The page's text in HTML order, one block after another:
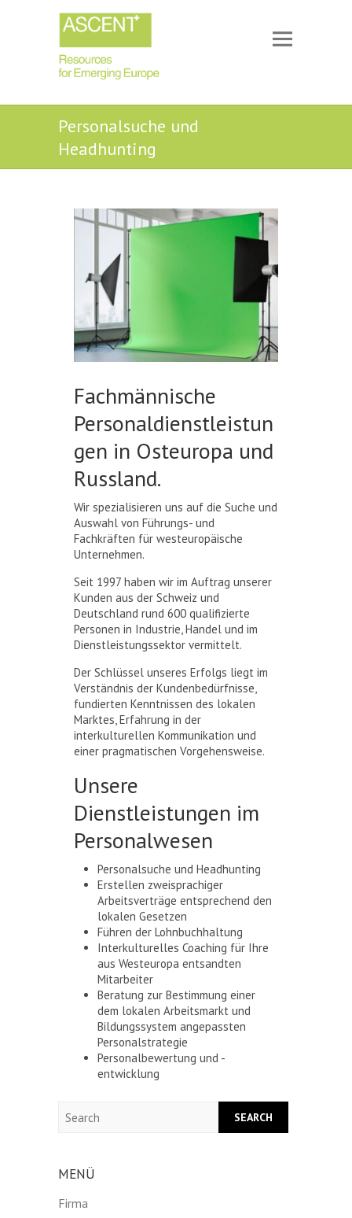
Personalsuche und
Headhunting
Fachmännische
Personaldienstleistun
gen in Osteuropa und
Russland.
Wir spezialisieren uns auf die Suche und
Auswahl von Führungs- und
Fachkräften für westeuropäische
Unternehmen.
Seit 1997 haben wir im Auftrag unserer
Kunden aus der Schweiz und
Deutschland rund 600 qualifizierte
Personen in Industrie, Handel und im
Dienstleistungssektor vermittelt.
Der Schlüssel unseres Erfolgs liegt im
Verständnis der Kundenbedürfnisse,
fundierten Kenntnissen des lokalen
Marktes, Erfahrung in der
interkulturellen Kommunikation und
einer pragmatischen Vorgehensweise.
Unsere
Dienstleistungen im
Personalwesen
Personalsuche und Headhunting
Erstellen zweisprachiger
Arbeitsverträge entsprechend den
lokalen Gesetzen
Führen der Lohnbuchhaltung
Interkulturelles Coaching für Ihre
aus Westeuropa entsandten
Mitarbeiter
Beratung zur Bestimmung einer
dem lokalen Arbeitsmarkt und
Bildungssystem angepassten
Personalstrategie
Personalbewertung und -
entwicklung
MENÜ
Firma